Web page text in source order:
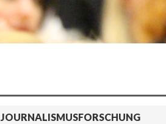
JOURNALISMUSFORSCHUNG